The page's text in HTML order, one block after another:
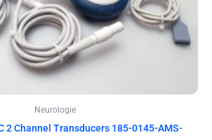
Neurologie
2 Channel Transducers 185-0145-AMS-